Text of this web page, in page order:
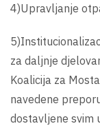
4)Upravljanje
za daljnje
Koalicija za
navedene
dostavljene svim